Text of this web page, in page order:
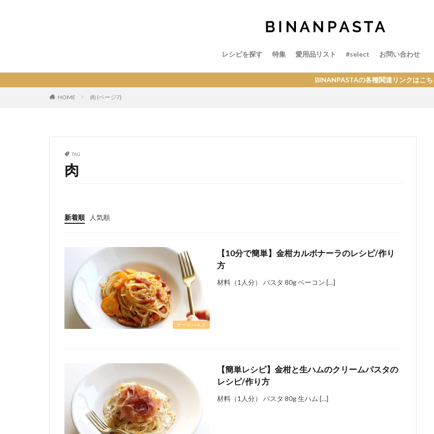
レシピを探す 特集 愛用品リスト #select お問い合わせ
BINANPASTAの各種関連リンクはこちら
HOME 肉 (ページ7)
TAG
肉
新着順 人気順
チーズパスタ
【10分で簡単】金柑カルボナーラのレシピ/作り
方
材料（1人分） パスタ 80g ベーコン […]
【簡単レシピ】金柑と生ハムのクリームパスタの
レシピ/作り方
材料（1人分） パスタ 80g 生ハム […]